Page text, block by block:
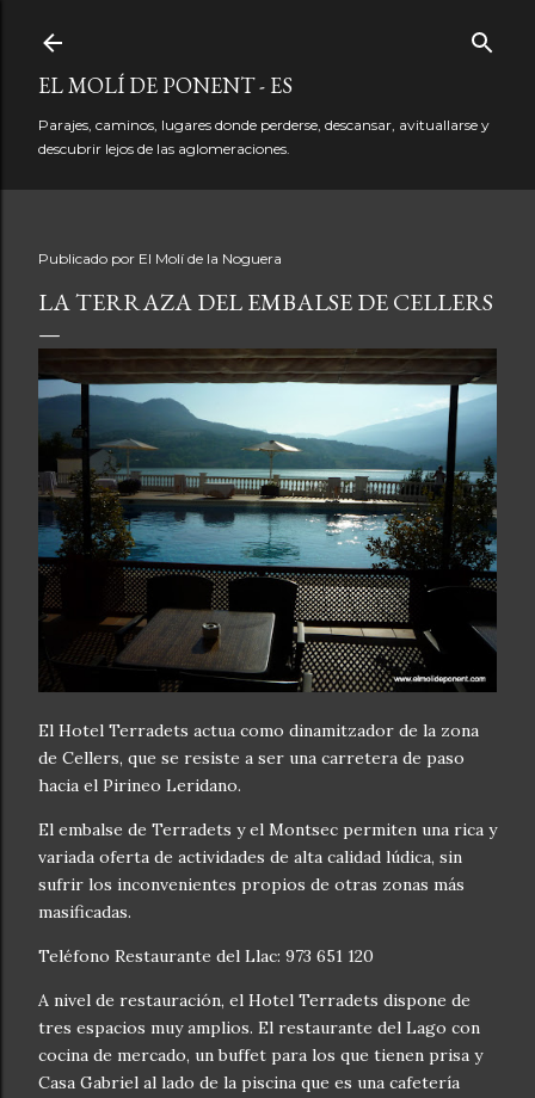
EL MOLÍ DE PONENT - ES
Parajes, caminos, lugares donde perderse, descansar, avituallarse y
descubrir lejos de las aglomeraciones.
Publicado por El Molí de la Noguera
LA TERRAZA DEL EMBALSE DE CELLERS
El Hotel Terradets actua como dinamitzador de la zona
de Cellers, que se resiste a ser una carretera de paso
hacia el Pirineo Leridano.
El embalse de Terradets y el Montsec permiten una rica y
variada oferta de actividades de alta calidad lúdica, sin
sufrir los inconvenientes propios de otras zonas más
masificadas.
Teléfono Restaurante del Llac: 973 651 120
A nivel de restauración, el Hotel Terradets dispone de
tres espacios muy amplios. El restaurante del Lago con
cocina de mercado, un buffet para los que tienen prisa y
Casa Gabriel al lado de la piscina que es una cafetería